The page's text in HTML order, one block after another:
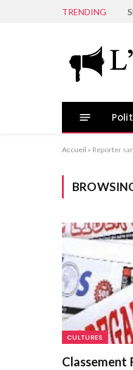
TRENDING
Accueil » Reporter
CULTURES
Classement